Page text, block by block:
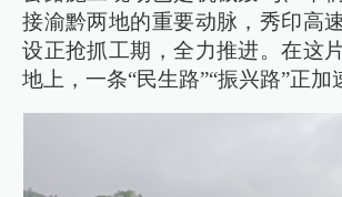
接渝黔两地的重要动脉，秀印高
设正抢抓工期，全力推进。在这
地上，一条“民生路”“振兴路”正加